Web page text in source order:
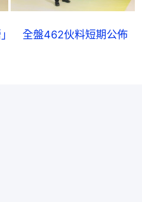
」 全盤462伙料短期公佈